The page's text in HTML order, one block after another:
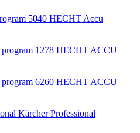
HECHT Accu
HECHT ACCU
HECHT ACCU
Kärcher Professional